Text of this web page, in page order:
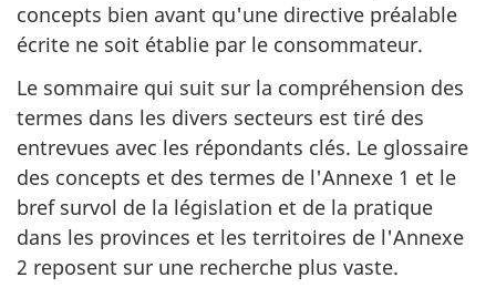
concepts bien avant qu'une directive préalable
écrite ne soit établie par le consommateur.
Le sommaire qui suit sur la compréhension des
termes dans les divers secteurs est tiré des
entrevues avec les répondants clés. Le glossaire
des concepts et des termes de l'Annexe 1 et le
bref survol de la législation et de la pratique
dans les provinces et les territoires de l'Annexe
2 reposent sur une recherche plus vaste.